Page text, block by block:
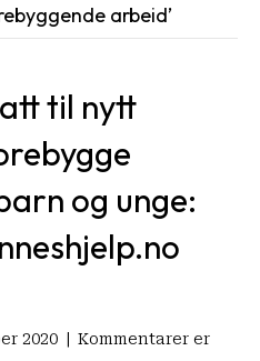
arbeid’
til nytt
og unge:
2020
Kommentarer er